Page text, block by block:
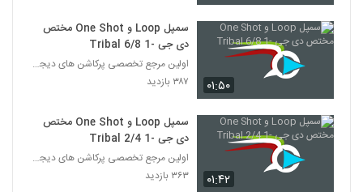
۰۱:۵۰
سمپل Loop و One Shot مختص
دی جی -Tribal 6/8 1
اولین مرجع تخصصی پرکاشن های دیجیتال در ایران
۳۸۷ بازدید
۰۱:۴۲
سمپل Loop و One Shot مختص
دی جی -Tribal 2/4 1
اولین مرجع تخصصی پرکاشن های دیجیتال در ایران
۳۶۳ بازدید